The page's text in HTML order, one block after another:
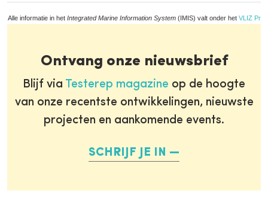
Alle informatie in het Integrated Marine Information System (IMIS) valt onder het VLIZ
Ontvang onze nieuwsbrief
Blijf via Testerep magazine op de hoogte
van onze recentste ontwikkelingen, nieuwste
projecten en aankomende events.
SCHRIJF JE IN